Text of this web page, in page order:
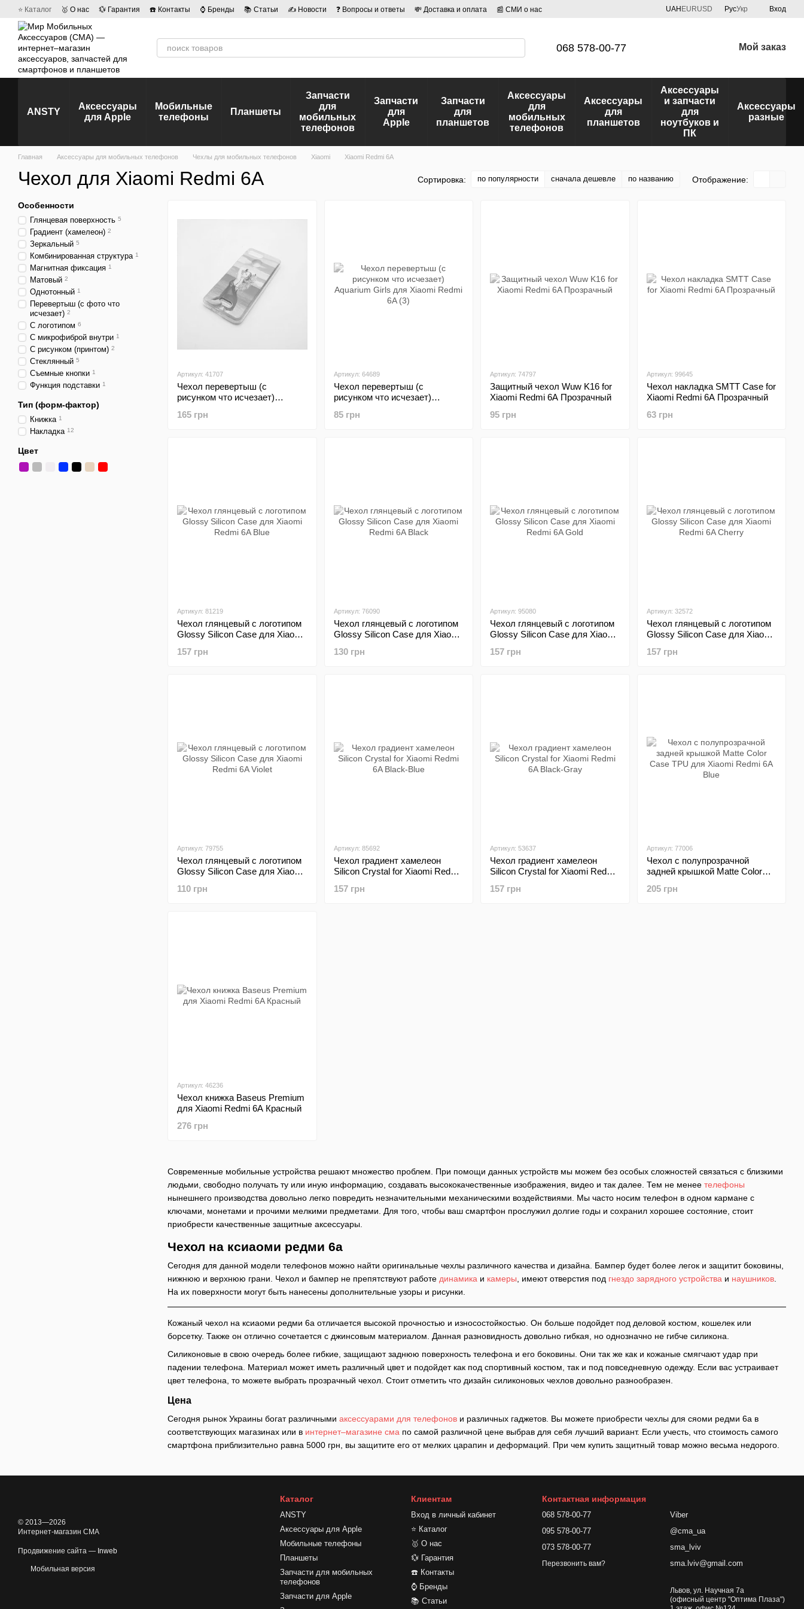
Перейти к основному контенту
⭐ Каталог 🥇 О нас 💱 Гарантия ☎️ Контакты ⌚ Бренды 📚 Статьи ✍ Новости ❓ Вопросы и ответы 💸 Доставка и оплата
📰 СМИ о нас
UAH EURUSD РусУкр Вход
068 578-00-77 Мой заказ
ANSTY
Аксессуары
для Apple
Мобильные
телефоны
Планшеты
Запчасти
для
мобильных
телефонов
Запчасти
для
Apple
Запчасти
для
планшетов
Аксессуары
для
мобильных
телефонов
Аксессуары
для
планшетов
Аксессуары
и запчасти
для
ноутбуков и
ПК
Аксессуары
разные
Главная Аксессуары для мобильных телефонов Чехлы для мобильных телефонов Xiaomi Xiaomi Redmi 6A
Чехол для Xiaomi Redmi 6A Сортировка: по популярности сначала дешевле по названию Отображение:
Современные мобильные устройства решают множество проблем. При помощи данных устройств мы можем без особых сложностей связаться с близкими
людьми, свободно получать ту или иную информацию, создавать высококачественные изображения, видео и так далее. Тем не менее телефоны
нынешнего производства довольно легко повредить незначительными механическими воздействиями. Мы часто носим телефон в одном кармане с
ключами, монетами и прочими мелкими предметами. Для того, чтобы ваш смартфон прослужил долгие годы и сохранил хорошее состояние, стоит
приобрести качественные защитные аксессуары.
Чехол на ксиаоми редми 6а
Сегодня для данной модели телефонов можно найти оригинальные чехлы различного качества и дизайна. Бампер будет более легок и защитит боковины,
нижнюю и верхнюю грани. Чехол и бампер не препятствуют работе динамика и камеры , имеют отверстия под гнездо зарядного устройства и наушников
На их поверхности могут быть нанесены дополнительные узоры и рисунки.
Кожаный чехол на ксиаоми редми 6а отличается высокой прочностью и износостойкостью. Он больше подойдет под деловой костюм, кошелек или
борсетку. Также он отлично сочетается с джинсовым материалом. Данная разновидность довольно гибкая, но однозначно не гибче силикона.
Силиконовые в свою очередь более гибкие, защищают заднюю поверхность телефона и его боковины. Они так же как и кожаные смягчают удар при
падении телефона. Материал может иметь различный цвет и подойдет как под спортивный костюм, так и под повседневную одежду. Если вас устраивает
цвет телефона, то можете выбрать прозрачный чехол. Стоит отметить что дизайн силиконовых чехлов довольно разнообразен.
Цена
Сегодня рынок Украины богат различными аксессуарами для телефонов и различных гаджетов. Вы можете приобрести чехлы для сяоми редми 6а в
соответствующих магазинах или в интернет–магазине сма по самой различной цене выбрав для себя лучший вариант. Если учесть, что стоимость самого
смартфона приблизительно равна 5000 грн, вы защитите его от мелких царапин и деформаций. При чем купить защитный товар можно весьма недорого.
Артикул: 41707
Чехол перевертыш (с
рисунком что исчезает)
Redmi 6A (1)
165 грн
Артикул: 64689
Чехол перевертыш (с
рисунком что исчезает)
Redmi 6A (3)
85 грн
Артикул: 74797
Защитный чехол Wuw K16 for
Xiaomi Redmi 6A Прозрачный
95 грн
Артикул: 99645
Чехол накладка SMTT Case for
Xiaomi Redmi 6A Прозрачный
63 грн
Артикул: 81219
Чехол глянцевый с логотипом
Glossy Silicon Case для Xiaomi
157 грн
Артикул: 76090
Чехол глянцевый с логотипом
Glossy Silicon Case для Xiaomi
130 грн
Артикул: 95080
Чехол глянцевый с логотипом
Glossy Silicon Case для Xiaomi
157 грн
Артикул: 32572
Чехол глянцевый с логотипом
Glossy Silicon Case для Xiaomi
157 грн
Артикул: 79755
Чехол глянцевый с логотипом
Glossy Silicon Case для Xiaomi
110 грн
Артикул: 85692
Чехол градиент хамелеон
Silicon Crystal for Xiaomi Redmi
157 грн
Артикул: 53637
Чехол градиент хамелеон
Silicon Crystal for Xiaomi Redmi
157 грн
Артикул: 77006
Чехол с полупрозрачной
задней крышкой Matte Color
Blue
205 грн
Артикул: 46236
Чехол книжка Baseus Premium
для Xiaomi Redmi 6A Красный
276 грн
Особенности
Глянцевая поверхность 5
Градиент (хамелеон) 2
Зеркальный 5
Комбинированная структура 1
Магнитная фиксация 1
Матовый 2
Однотонный 1
Перевертыш (с фото что
исчезает) 2
С логотипом 6
С микрофиброй внутри 1
С рисунком (принтом) 2
Стеклянный 5
Съемные кнопки 1
Функция подставки 1
Тип (форм-фактор)
Книжка 1
Накладка 12
Цвет
© 2013—2026
Интернет-магазин CMA
Продвижение сайта — Inweb
Мобильная версия
Каталог
ANSTY
Аксессуары для Apple
Мобильные телефоны
Планшеты
Запчасти для мобильных
телефонов
Запчасти для Apple
Клиентам
Вход в личный кабинет
⭐ Каталог
🥇 О нас
💱 Гарантия
☎️ Контакты
⌚ Бренды
📚 Статьи
Контактная информация
068 578-00-77
095 578-00-77
073 578-00-77
Перезвонить вам?
Viber
@cma_ua
sma_lviv
sma.lviv@gmail.com
Львов, ул. Научная 7а
(офисный центр "Оптима Плаза")